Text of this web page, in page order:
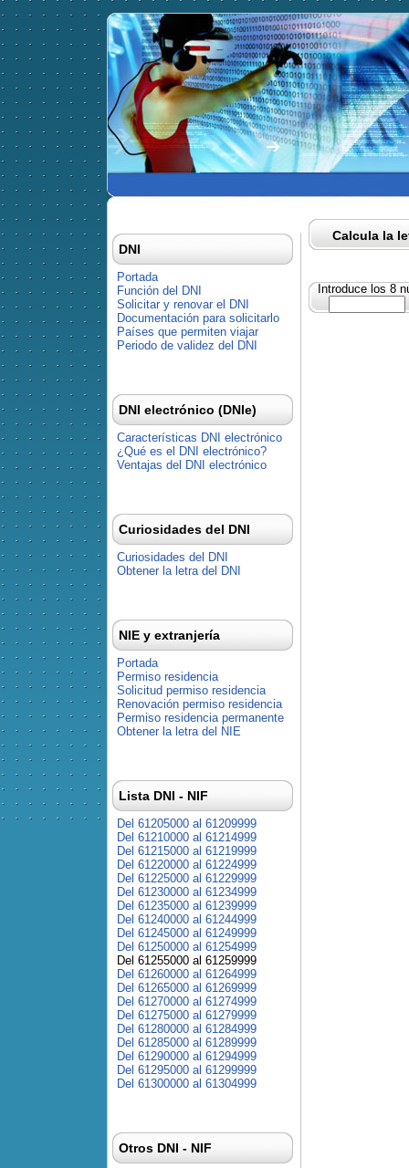
Calcula la
Introduce los 8
DNI
Portada
Función del DNI
Solicitar y renovar el DNI
Documentación para solicitarlo
Países que permiten viajar
Periodo de validez del DNI
DNI electrónico (DNIe)
Características DNI electrónico
¿Qué es el DNI electrónico?
Ventajas del DNI electrónico
Curiosidades del DNI
Curiosidades del DNI
Obtener la letra del DNI
NIE y extranjería
Portada
Permiso residencia
Solicitud permiso residencia
Renovación permiso residencia
Permiso residencia permanente
Obtener la letra del NIE
Lista DNI - NIF
Del 61205000 al 61209999
Del 61210000 al 61214999
Del 61215000 al 61219999
Del 61220000 al 61224999
Del 61225000 al 61229999
Del 61230000 al 61234999
Del 61235000 al 61239999
Del 61240000 al 61244999
Del 61245000 al 61249999
Del 61250000 al 61254999
Del 61255000 al 61259999
Del 61260000 al 61264999
Del 61265000 al 61269999
Del 61270000 al 61274999
Del 61275000 al 61279999
Del 61280000 al 61284999
Del 61285000 al 61289999
Del 61290000 al 61294999
Del 61295000 al 61299999
Del 61300000 al 61304999
Otros DNI - NIF